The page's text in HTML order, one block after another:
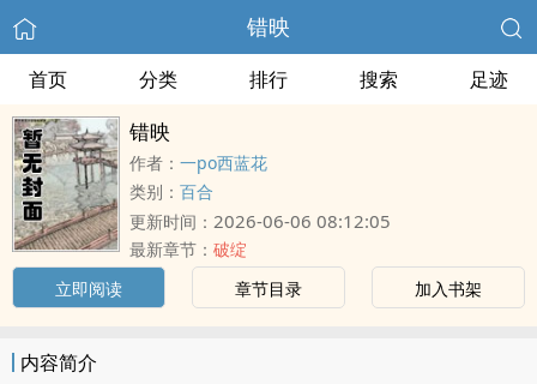
错映
首页 分类 排行 搜索 足迹
错映
作者： 一po西蓝花
类别： 百合
更新时间： 2026-06-06 08:12:05
最新章节： 破绽
立即阅读
章节目录 加入书架
内容简介